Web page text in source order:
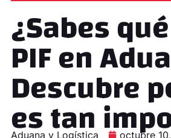
¿Sabes
PIF en
Descubre
es tan
Aduana y Logística
octubre